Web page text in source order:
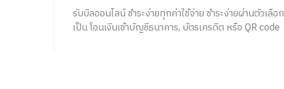
รับบิลออนไลน์ ชำระง่ายทุกค่าใช้จ่าย ชำระง่ายผ่านตัวเลือ
เป็น โอนเงินเข้าบัญชีธนาคาร, บัตรเครดิต หรือ QR code